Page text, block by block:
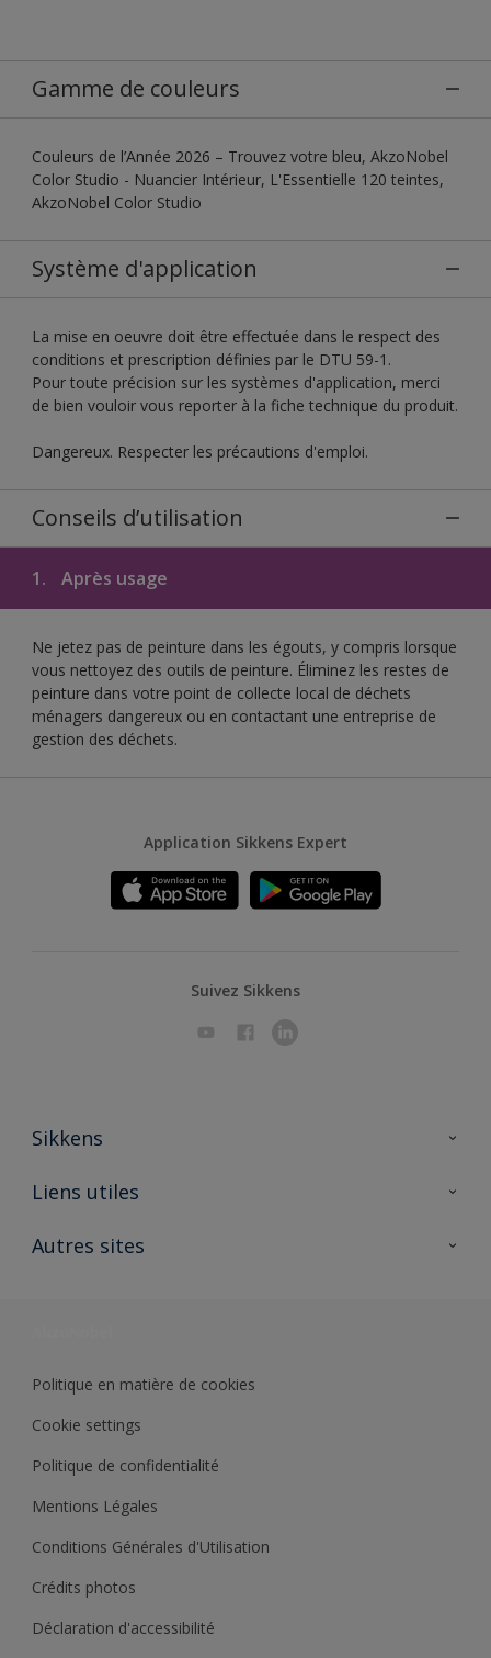
Gamme de couleurs
Couleurs de l’Année 2026 – Trouvez votre bleu, AkzoNobel
Color Studio - Nuancier Intérieur, L'Essentielle 120 teintes,
AkzoNobel Color Studio
Système d'application
La mise en oeuvre doit être effectuée dans le respect des
conditions et prescription définies par le DTU 59-1.
Pour toute précision sur les systèmes d'application, merci
de bien vouloir vous reporter à la fiche technique du produit.
Dangereux. Respecter les précautions d'emploi.
Conseils d’utilisation
1. Après usage
Ne jetez pas de peinture dans les égouts, y compris lorsque
vous nettoyez des outils de peinture. Éliminez les restes de
peinture dans votre point de collecte local de déchets
ménagers dangereux ou en contactant une entreprise de
gestion des déchets.
Application Sikkens Expert
Suivez Sikkens
Sikkens
A propos de Sikkens
Liens utiles
Ouvrir un magasin PASS
Autres sites
Politique en matière de cookies
Cookie settings
Politique de confidentialité
Mentions Légales
Conditions Générales d'Utilisation
Crédits photos
Déclaration d'accessibilité